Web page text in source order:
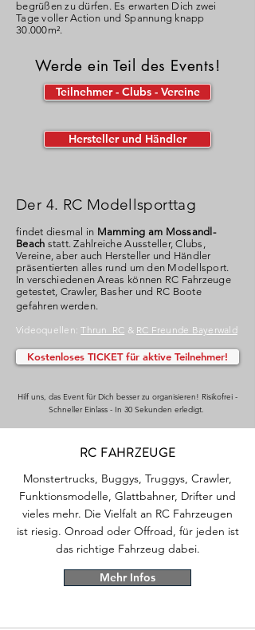
begrüßen zu dürfen. Es erwarten Dich zwei
Tage voller Action und Spannung knapp
30.000m².
Werde ein Teil des Events!
Teilnehmer - Clubs - Vereine
Hersteller und Händler
Der 4. RC Modellsporttag
findet diesmal in Mamming am Mossandl-
Beach statt. Zahlreiche Aussteller, Clubs,
Vereine, aber auch Hersteller und Händler
präsentierten alles rund um den Modellsport.
In verschiedenen Areas können RC Fahrzeuge
getestet, Crawler, Basher und RC Boote
gefahren werden.
Videoquellen:Thrun_RC & RC Freunde Bayerwald
Kostenloses TICKET für aktive Teilnehmer!
Hilf uns, das Event für Dich besser zu organisieren! Risikofrei -
Schneller Einlass - In 30 Sekunden erledigt.
RC FAHRZEUGE
Monstertrucks, Buggys, Truggys, Crawler,
Funktionsmodelle, Glattbahner, Drifter und
vieles mehr. Die Vielfalt an RC Fahrzeugen
ist riesig. Onroad oder Offroad, für jeden ist
das richtige Fahrzeug dabei.
Mehr Infos